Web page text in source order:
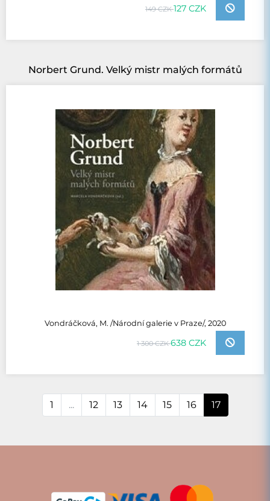
149 CZK127 CZK
Norbert Grund. Velký mistr malých formátů
Vondráčková, M. /Národní galerie v Praze/, 2020
1 300 CZK638 CZK
1 ... 12 13 14 15 16 17